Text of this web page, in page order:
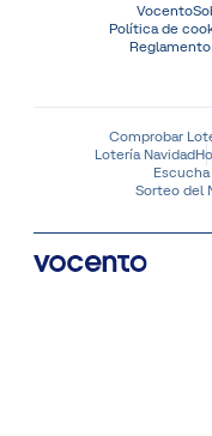
Vocento
Política de
Comprobar
Lotería Navidad
Sorteo del